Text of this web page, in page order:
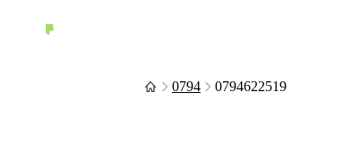
0794 0794622519